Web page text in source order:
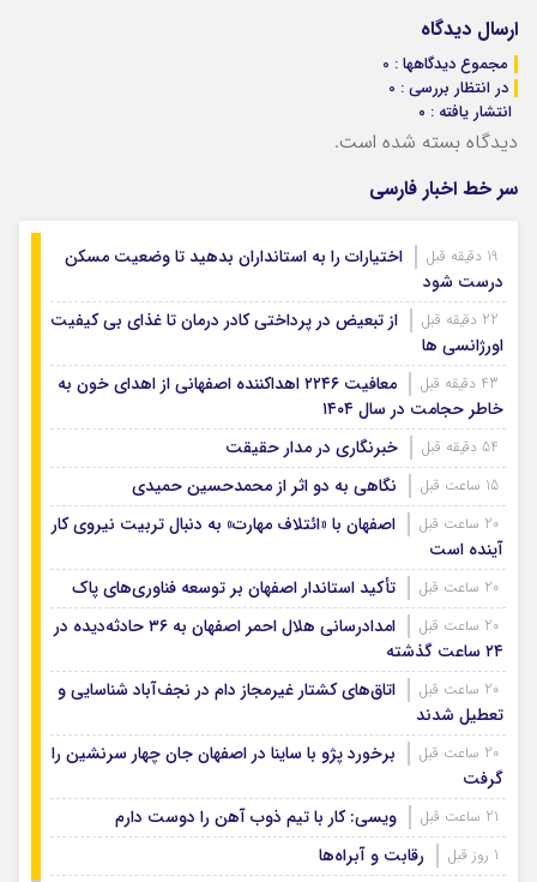
ارسال دیدگاه
مجموع دیدگاهها : 0
در انتظار بررسی : 0
انتشار یافته : ۰
دیدگاه بسته شده است.
سر خط اخبار فارسی
اختیارات را به استانداران بدهید تا وضعیت مسکن
درست شود
از تبعیض در پرداختی کادر درمان تا غذای بی کیفیت
اورژانسی ها
معافیت ۲۲۴۶ اهداکننده اصفهانی از اهدای خون به
خاطر حجامت در سال ۱۴۰۴
خبرنگاری در مدار حقیقت
نگاهی به دو اثر از محمدحسین حمیدی
اصفهان با «ائتلاف مهارت» به دنبال تربیت نیروی کار
آینده است
تأکید استاندار اصفهان بر توسعه فناوری‌های پاک
امدادرسانی هلال احمر اصفهان به ۳۶ حادثه‌دیده در
۲۴ ساعت گذشته
اتاق‌های کشتار غیرمجاز دام در نجف‌آباد شناسایی و
تعطیل شدند
برخورد پژو با ساینا در اصفهان جان چهار سرنشین را
گرفت
ویسی: کار با تیم ذوب آهن را دوست دارم
رقابت و آبراه‌ها